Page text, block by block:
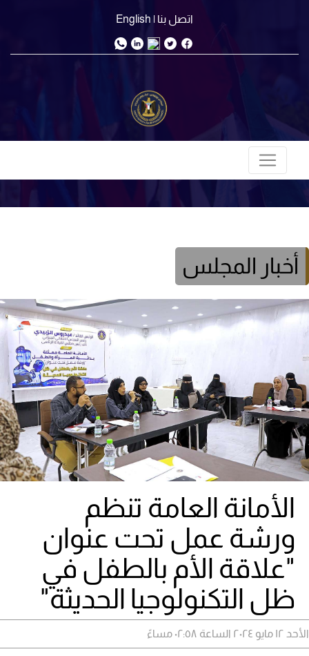
اتصل بنا | English
أخبار المجلس
الأمانة العامة تنظم
ورشة عمل تحت عنوان
"علاقة الأم بالطفل في
ظل التكنولوجيا الحديثة"
الأحد ١٢ مايو ٢٠٢٤ الساعة ٠٢:٥٨ مساءً